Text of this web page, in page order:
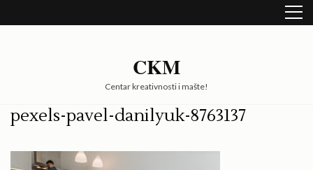
to
CKM
Centar kreativnosti i mašte!
pexels-pavel-danilyuk-8763137